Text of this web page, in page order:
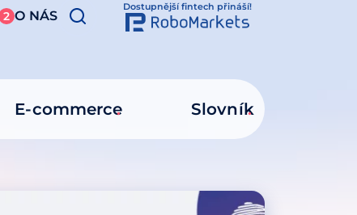
2 O NÁS
Dostupnější fintech přináší!
E-commerce Slovník